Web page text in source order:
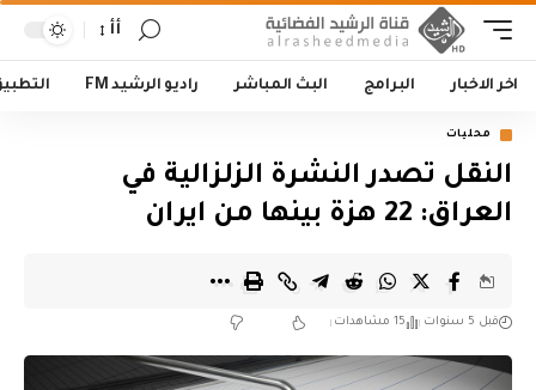
أأ
اخر الاخبار البرامج البث المباشر راديو الرشيد FM
محليات
النقل تصدر النشرة الزلزالية في
العراق: 22 هزة بينها من ايران
قبل 5 سنوات 15 مشاهدات